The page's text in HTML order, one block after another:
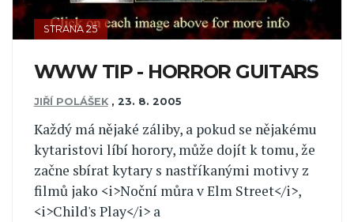
STRANA 25
WWW TIP - HORROR GUITARS
JIŘÍ POLÁŠEK , 23. 8. 2005
Každý má nějaké záliby, a pokud se nějakému
kytaristovi líbí horory, může dojít k tomu, že
začne sbírat kytary s nastříkanými motivy z
filmů jako <i>Noční můra v Elm Street</i>,
<i>Child's Play</i> a